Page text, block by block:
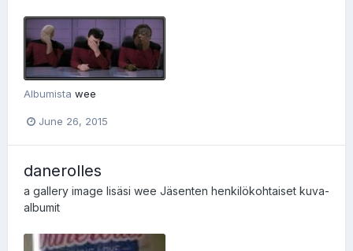
Albumista wee
June 26, 2015
danerolles
a gallery image lisäsi wee Jäsenten henkilökohtaiset kuva-
albumit